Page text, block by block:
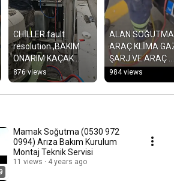
CHİLLER fault
resolution ,BAKIM
ONARIM KAÇAK
GİDERME #chiller
#cooling
#cncmachine
876 views
ALAN SOĞUTMA
ARAÇ KLİMA
ŞARJ VE ARAÇ
KLİMA BAKIMI
984 views
Mamak Soğutma (0530 972
0994) Arıza Bakım Kurulum
Montaj Teknik Servisi
11 views 4 years ago